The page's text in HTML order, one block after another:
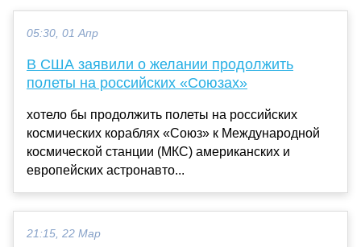
05:30, 01 Апр
В США заявили о желании продолжить
полеты на российских «Союзах»
хотело бы продолжить полеты на российских
космических кораблях «Союз» к Международной
космической станции (МКС) американских и
европейских астронавто...
21:15, 22 Мар